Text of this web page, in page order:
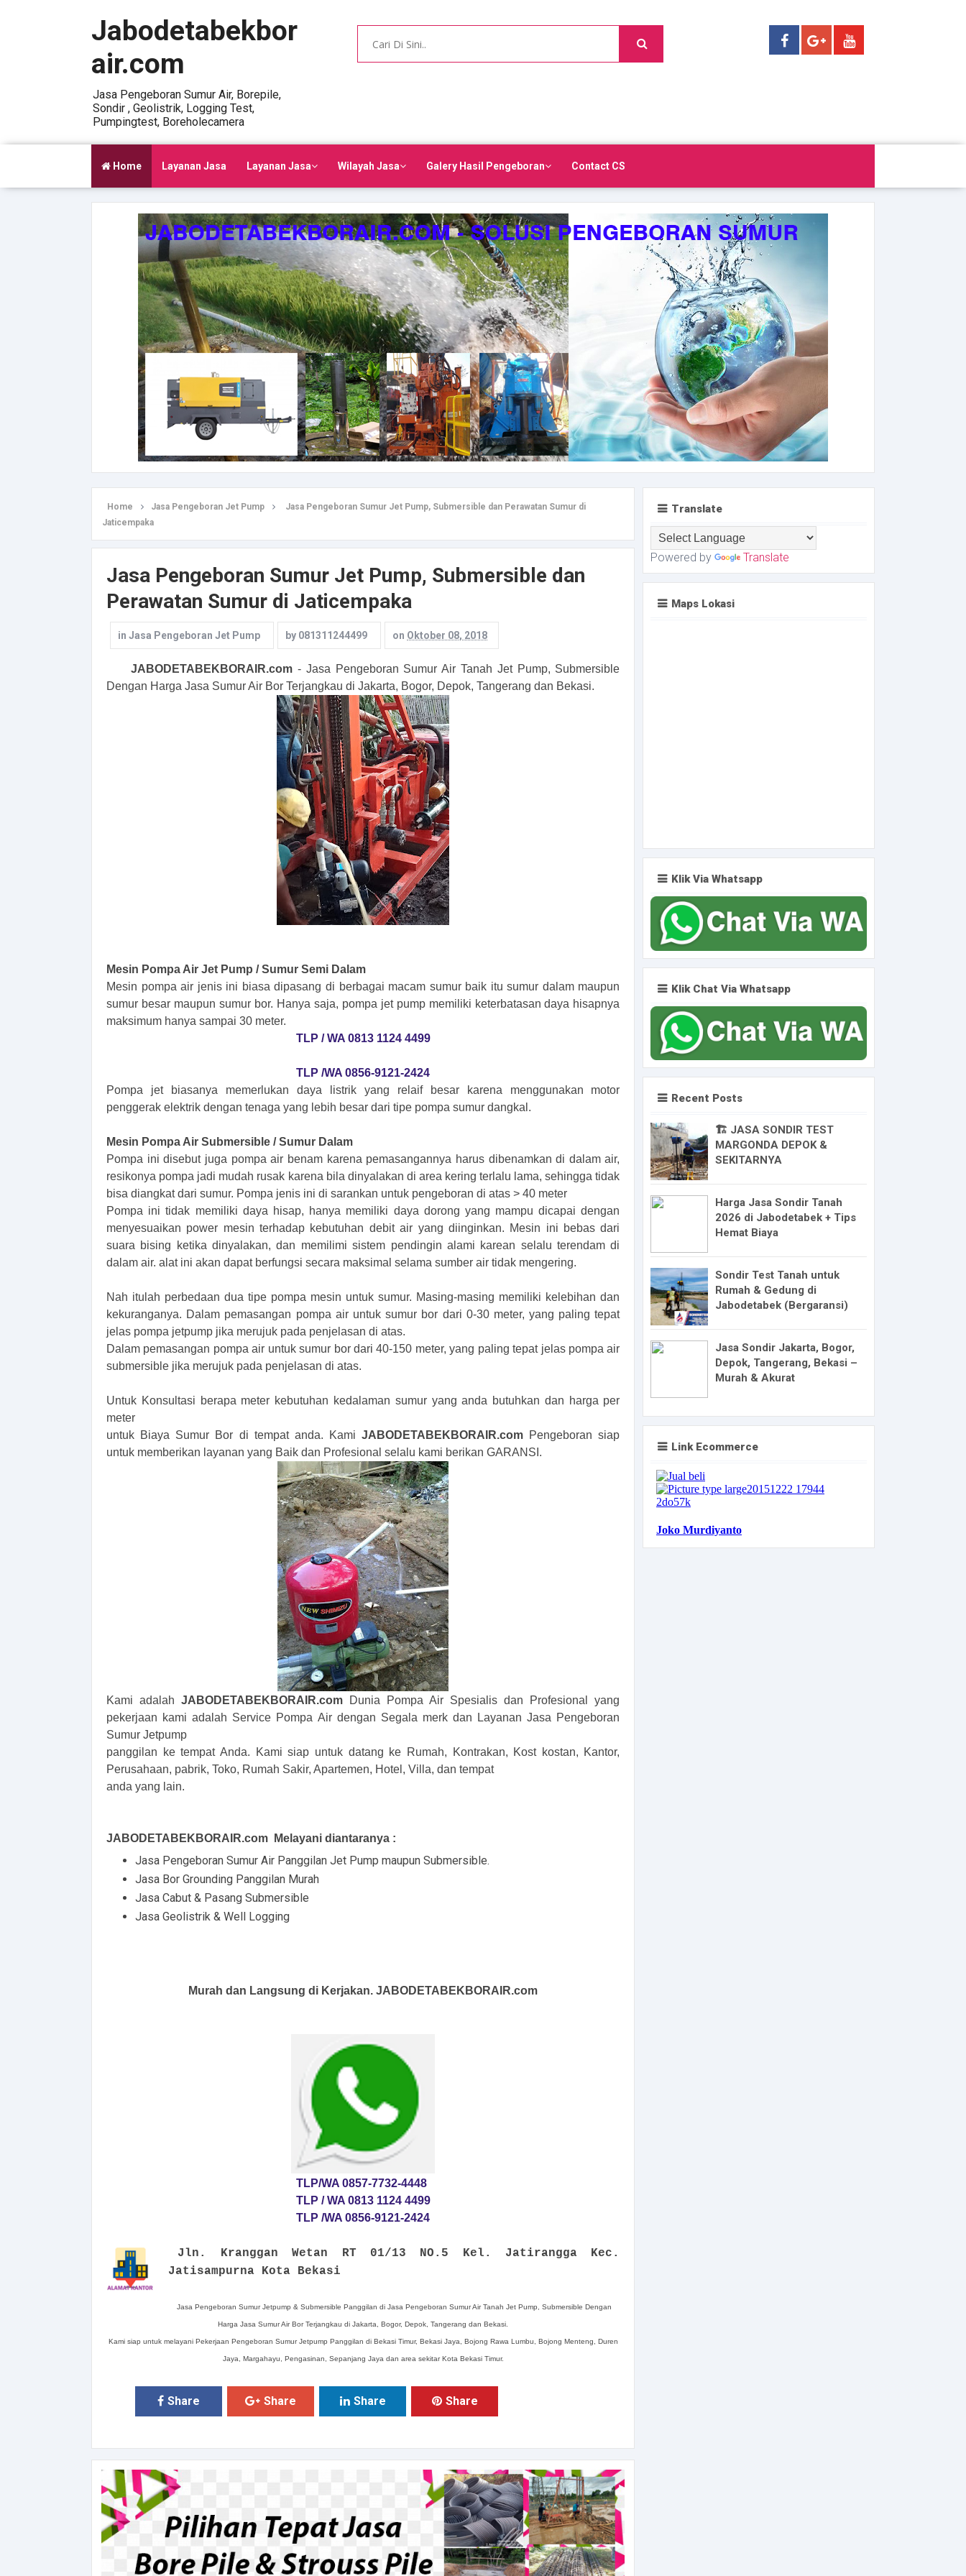
Jabodetabekbor
air.com
Jasa Pengeboran Sumur Air, Borepile,
Sondir , Geolistrik, Logging Test,
Pumpingtest, Boreholecamera
Home Layanan Jasa Layanan Jasa Wilayah Jasa Galery Hasil Pengeboran Contact CS
Home Jasa Pengeboran Jet Pump
Jasa Pengeboran Sumur Jet Pump, Submersible dan Perawatan Sumur di
Jaticempaka
Jasa Pengeboran Sumur Jet Pump, Submersible dan
Perawatan Sumur di Jaticempaka
in Jasa Pengeboran Jet Pump by 081311244499 on Oktober 08, 2018
JABODETABEKBORAIR.com - Jasa Pengeboran Sumur Air Tanah Jet Pump, Submersible
Dengan Harga Jasa Sumur Air Bor Terjangkau di Jakarta, Bogor, Depok, Tangerang dan Bekasi.
Mesin Pompa Air Jet Pump / Sumur Semi Dalam
Mesin pompa air jenis ini biasa dipasang di berbagai macam sumur baik itu sumur dalam maupun
sumur besar maupun sumur bor. Hanya saja, pompa jet pump memiliki keterbatasan daya hisapnya
maksimum hanya sampai 30 meter.
TLP / WA 0813 1124 4499
TLP /WA 0856-9121-2424
Pompa jet biasanya memerlukan daya listrik yang relaif besar karena menggunakan motor
penggerak elektrik dengan tenaga yang lebih besar dari tipe pompa sumur dangkal.
Mesin Pompa Air Submersible / Sumur Dalam
Pompa ini disebut juga pompa air benam karena pemasangannya harus dibenamkan di dalam air,
resikonya pompa jadi mudah rusak karena bila dinyalakan di area kering terlalu lama, sehingga tidak
bisa diangkat dari sumur. Pompa jenis ini di sarankan untuk pengeboran di atas > 40 meter
Pompa ini tidak memiliki daya hisap, hanya memiliki daya dorong yang mampu dicapai dengan
menyesuaikan power mesin terhadap kebutuhan debit air yang diinginkan. Mesin ini bebas dari
suara bising ketika dinyalakan, dan memilimi sistem pendingin alami karean selalu terendam di
dalam air. alat ini akan dapat berfungsi secara maksimal selama sumber air tidak mengering.
Nah itulah perbedaan dua tipe pompa mesin untuk sumur. Masing-masing memiliki kelebihan dan
kekuranganya. Dalam pemasangan pompa air untuk sumur bor dari 0-30 meter, yang paling tepat
jelas pompa jetpump jika merujuk pada penjelasan di atas.
Dalam pemasangan pompa air untuk sumur bor dari 40-150 meter, yang paling tepat jelas pompa air
submersible jika merujuk pada penjelasan di atas.
Untuk Konsultasi berapa meter kebutuhan kedalaman sumur yang anda butuhkan dan harga per
meter
untuk Biaya Sumur Bor di tempat anda. KamiJABODETABEKBORAIR.com Pengeboran siap
untuk memberikan layanan yang Baik dan Profesional selalu kami berikan GARANSI.
Kami adalahJABODETABEKBORAIR.com Dunia Pompa Air Spesialis dan Profesional yang
pekerjaan kami adalah Service Pompa Air dengan Segala merk dan Layanan Jasa Pengeboran
Sumur Jetpump
panggilan ke tempat Anda. Kami siap untuk datang ke Rumah, Kontrakan, Kost kostan, Kantor,
Perusahaan, pabrik, Toko, Rumah Sakir, Apartemen, Hotel, Villa, dan tempat
anda yang lain.
JABODETABEKBORAIR.com Melayani diantaranya :
Jasa Pengeboran Sumur Air Panggilan Jet Pump maupun Submersible.
Jasa Bor Grounding Panggilan Murah
Jasa Cabut & Pasang Submersible
Jasa Geolistrik & Well Logging
Murah dan Langsung di Kerjakan. JABODETABEKBORAIR.com
TLP/WA 0857-7732-4448
TLP / WA 0813 1124 4499
TLP /WA 0856-9121-2424
Jln. Kranggan Wetan RT 01/13 NO.5 Kel. Jatirangga Kec.
Jatisampurna Kota Bekasi
Jasa Pengeboran Sumur Jetpump & Submersible Panggilan di Jasa Pengeboran Sumur Air Tanah Jet Pump, Submersible Dengan
Harga Jasa Sumur Air Bor Terjangkau di Jakarta, Bogor, Depok, Tangerang dan Bekasi.
Kami siap untuk melayani Pekerjaan Pengeboran Sumur Jetpump Panggilan di Bekasi Timur, Bekasi Jaya, Bojong Rawa Lumbu, Bojong Menteng, Duren
Jaya, Margahayu, Pengasinan, Sepanjang Jaya dan area sekitar Kota Bekasi Timur.
Share Share Share Share
Translate
Powered by Translate
Maps Lokasi
Klik Via Whatsapp
Klik Chat Via Whatsapp
Recent Posts
🏗️ JASA SONDIR TEST
MARGONDA DEPOK &
SEKITARNYA
Harga Jasa Sondir Tanah
2026 di Jabodetabek + Tips
Hemat Biaya
Sondir Test Tanah untuk
Rumah & Gedung di
Jabodetabek (Bergaransi)
Jasa Sondir Jakarta, Bogor,
Depok, Tangerang, Bekasi –
Murah & Akurat
Link Ecommerce